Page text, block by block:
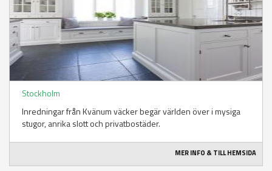
Stockholm
Inredningar från Kvänum väcker begär världen över i mysiga
stugor, anrika slott och privatbostäder.
MER INFO & TILL HEMSIDA